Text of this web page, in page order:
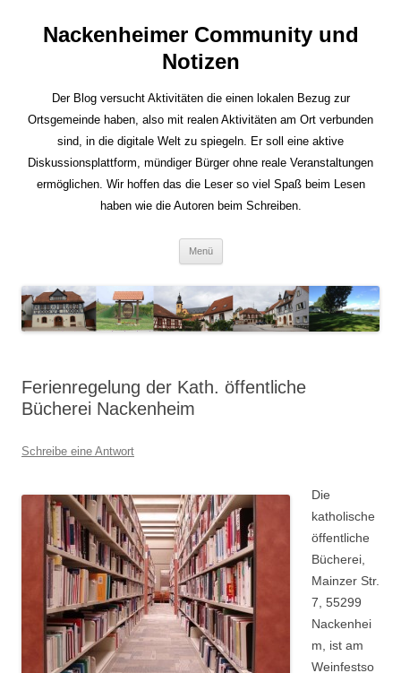
Nackenheimer Community und
Notizen
Der Blog versucht Aktivitäten die einen lokalen Bezug zur
Ortsgemeinde haben, also mit realen Aktivitäten am Ort verbunden
sind, in die digitale Welt zu spiegeln. Er soll eine aktive
Diskussionsplattform, mündiger Bürger ohne reale Veranstaltungen
ermöglichen. Wir hoffen das die Leser so viel Spaß beim Lesen
haben wie die Autoren beim Schreiben.
Menü
Ferienregelung der Kath. öffentliche
Bücherei Nackenheim
Schreibe eine Antwort
Die
katholische
öffentliche
Bücherei,
Mainzer Str.
7, 55299
Nackenhei
m, ist am
Weinfestso